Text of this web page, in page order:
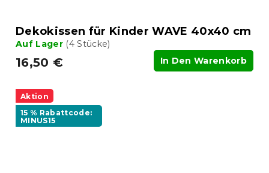
Dekokissen für Kinder WAVE 40x40 cm
Auf Lager (4 Stücke)
16,50 € In Den Warenkorb
Aktion
15 % Rabattcode:
MINUS15